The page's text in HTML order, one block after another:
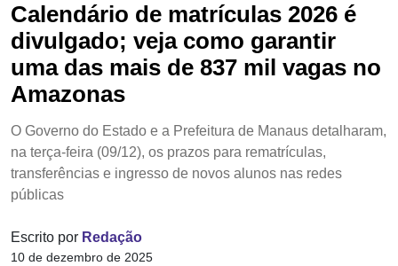
Calendário de matrículas 2026 é
divulgado; veja como garantir
uma das mais de 837 mil vagas no
Amazonas
O Governo do Estado e a Prefeitura de Manaus detalharam,
na terça-feira (09/12), os prazos para rematrículas,
transferências e ingresso de novos alunos nas redes
públicas
Escrito por Redação
10 de dezembro de 2025